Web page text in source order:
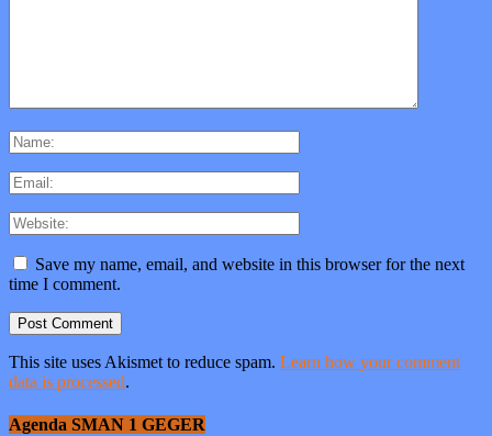
Save my name, email, and website in this browser for the next
time I comment.
This site uses Akismet to reduce spam. Learn how your comment
data is processed.
Agenda SMAN 1 GEGER